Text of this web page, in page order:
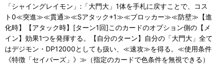
「シャイングレイモン」:「大門大」1体を手札に戻すことで、コス
ト0≪突進≫≪貫通≫≪Sアタック+1≫≪ブロッカー≫≪防壁≫【進
化時】【アタック時】[ターン1回]このカードのオプション側の【メ
イン】効果1つを発揮する。【自分のターン】自分の「大門大」全て
はデジモン・DP12000としても扱い、≪速攻≫を得る。≪使用条件
《特徴「セイバーズ」》≫（指定のカードで色条件を無視できる）